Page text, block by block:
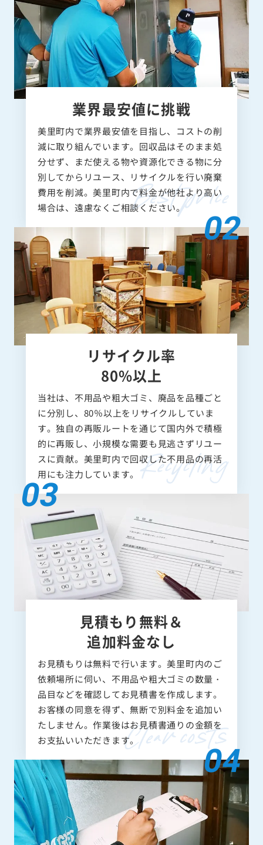
業界最安値に挑戦
美里町内で業界最安値を目指し、コストの削
減に取り組んでいます。回収品はそのまま処
分せず、まだ使える物や資源化できる物に分
別してからリユース、リサイクルを行い廃棄
費用を削減。美里町内で料金が他社より高い
場合は、遠慮なくご相談ください。
リサイクル率
80%以上
当社は、不用品や粗大ゴミ、廃品を品種ごと
に分別し、80％以上をリサイクルしていま
す。独自の再販ルートを通じて国内外で積極
的に再販し、小規模な需要も見逃さずリユー
スに貢献。美里町内で回収した不用品の再活
用にも注力しています。
見積もり無料＆
追加料金なし
お見積もりは無料で行います。美里町内のご
依頼場所に伺い、不用品や粗大ゴミの数量・
品目などを確認してお見積書を作成します。
お客様の同意を得ず、無断で別料金を追加い
たしません。作業後はお見積書通りの金額を
お支払いいただきます。